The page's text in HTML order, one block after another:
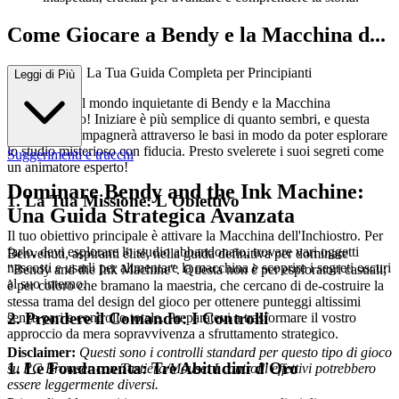
Come Giocare a Bendy e la Macchina d...
ell'Inchiostro: La Tua Guida Completa per Principianti
Benvenuti nel mondo inquietante di Bendy e la Macchina
dell'Inchiostro! Iniziare è più semplice di quanto sembri, e questa
guida vi accompagnerà attraverso le basi in modo da poter esplorare
lo studio misterioso con fiducia. Presto svelerete i suoi segreti come
un animatore esperto!
1. La Tua Missione: L'Obiettivo
Il tuo obiettivo principale è attivare la Macchina dell'Inchiostro. Per
farlo, devi esplorare lo studio abbandonato, trovare vari oggetti
nascosti e usarli per alimentare la macchina e scoprire i segreti oscuri
al suo interno.
2. Prendere il Comando: I Controlli
Disclaimer: Questi sono i controlli standard per questo tipo di gioco
su PC Browser con Tastiera/Mouse. I controlli effettivi potrebbero
essere leggermente diversi.
Leggi di Più
Suggerimenti e trucchi
Dominare Bendy and the Ink Machine:
Una Guida Strategica Avanzata
Benvenuti, aspiranti élite, nella guida definitiva per dominare
"Bendy and the Ink Machine". Questa non è per esploratori casuali;
è per coloro che bramano la maestria, che cercano di de-costruire la
stessa trama del design del gioco per ottenere punteggi altissimi
senza pari e controllo totale. Preparatevi a trasformare il vostro
approccio da mera sopravvivenza a sfruttamento strategico.
1. Le Fondamenta: Tre Abitudini d'Oro